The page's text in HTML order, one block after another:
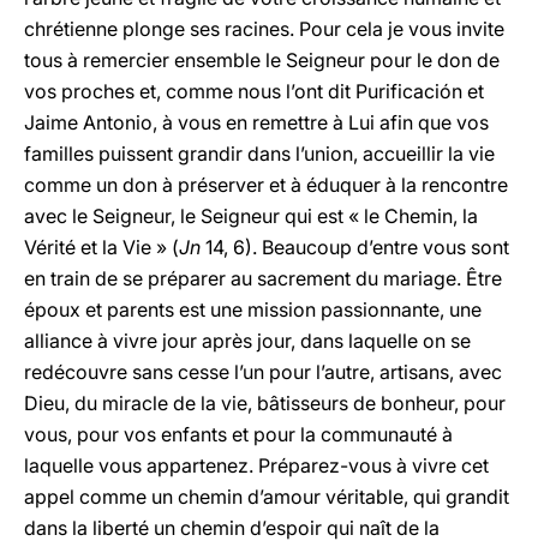
chrétienne plonge ses racines. Pour cela je vous invite
tous à remercier ensemble le Seigneur pour le don de
vos proches et, comme nous l’ont dit Purificación et
Jaime Antonio, à vous en remettre à Lui afin que vos
familles puissent grandir dans l’union, accueillir la vie
comme un don à préserver et à éduquer à la rencontre
avec le Seigneur, le Seigneur qui est « le Chemin, la
Vérité et la Vie » (Jn 14, 6). Beaucoup d’entre vous sont
en train de se préparer au sacrement du mariage. Être
époux et parents est une mission passionnante, une
alliance à vivre jour après jour, dans laquelle on se
redécouvre sans cesse l’un pour l’autre, artisans, avec
Dieu, du miracle de la vie, bâtisseurs de bonheur, pour
vous, pour vos enfants et pour la communauté à
laquelle vous appartenez. Préparez-vous à vivre cet
appel comme un chemin d’amour véritable, qui grandit
dans la liberté un chemin d’espoir qui naît de la